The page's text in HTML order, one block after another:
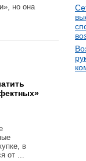
но она
в
от ...